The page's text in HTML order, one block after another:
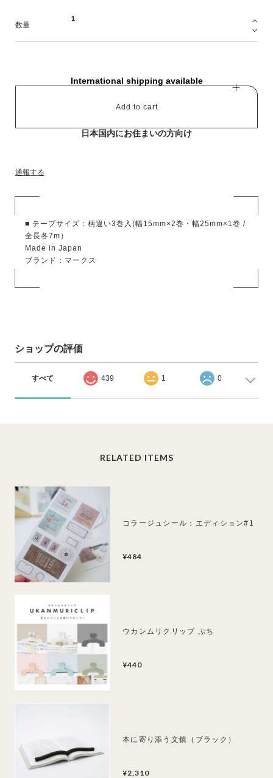
数量
International shipping available
Add to cart
日本国内にお住まいの方向け
通報する
■ テープサイズ：柄違い3巻入(幅15mm×2巻・幅25mm×1巻 /
全長各7m）
Made in Japan
ブランド：マークス
ショップの評価
すべて 439 1 0
RELATED ITEMS
コラージュシール：エディション#1
¥484
ウカンムリクリップ ぷち
¥440
本に寄り添う文鎮（ブラック）
¥2,310